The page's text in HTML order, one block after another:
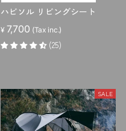
ハビソル リビングシート
¥ 7,700 (Tax inc.)
(25)
SALE